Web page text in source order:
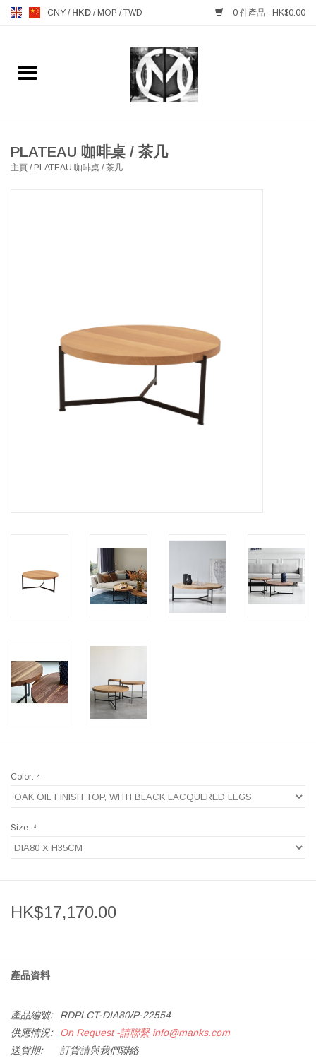
CNY / HKD / MOP /TWD 0 件產品 - HK$0.00
主頁
MANKS ANTIQUES 古董
HEALTHY LIVING 健康家居
LATEST ARRIVALS 最新扺港
MATER 系列
PLATEAU 咖啡桌 / 茶几
主頁 / PLATEAU 咖啡桌 / 茶几
Color: *
Size: *
HK$17,170.00
產品資料
產品編號:
RDPLCT-DIA80/P-22554
供應情況:
On Request -請聯繫info@manks.com
送貨期:
訂貨請與我們聯絡